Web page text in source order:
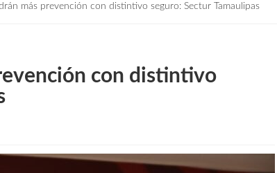
más prevención con distintivo seguro: Sectur Tamaulipas
con distintivo